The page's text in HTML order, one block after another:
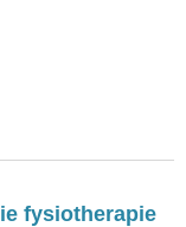
fysiotherapie